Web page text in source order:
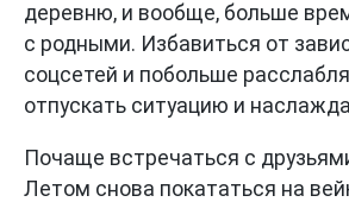
деревню, и вообще, больше
с родными. Избавиться от
соцсетей и побольше
отпускать ситуацию и
Почаще встречаться с
Летом снова покататься на